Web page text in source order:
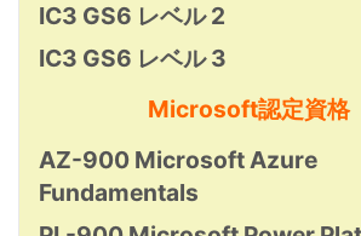
IC3 GS6 レベル 2
IC3 GS6 レベル 3
Microsoft認定資格
AZ-900 Microsoft Azure
Fundamentals